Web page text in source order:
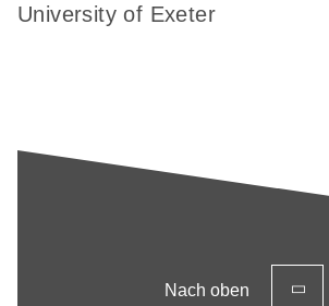
University of Exeter
Nach oben